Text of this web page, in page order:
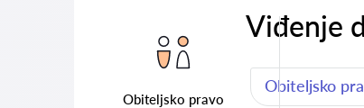
Obiteljsko pravo
Viđenje
Obiteljsko